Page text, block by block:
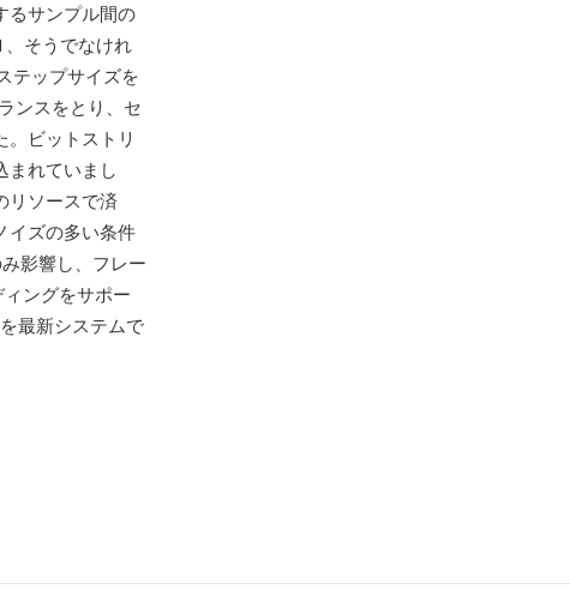
るサンプル間の
そうでなけれ
テップサイズを
ンスをとり、セ
ビットストリ
まれていまし
リソースで済
イズの多い条件
影響し、フレー
ングをサポー
最新システムで